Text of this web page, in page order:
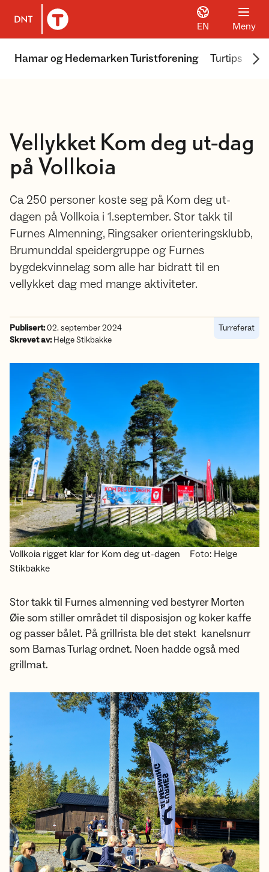
Til DNT.no forside
EN Meny
Hamar og Hedemarken Turistforening Turtips
Vellykket Kom deg ut-dag
på Vollkoia
Ca 250 personer koste seg på Kom deg ut-
dagen på Vollkoia i 1.september. Stor takk til
Furnes Almenning, Ringsaker orienteringsklubb,
Brumunddal speidergruppe og Furnes
bygdekvinnelag som alle har bidratt til en
vellykket dag med mange aktiviteter.
Publisert:02. september 2024
Skrevet av:Helge Stikbakke
Turreferat
Vollkoia rigget klar for Kom deg ut-dagen
Foto: Helge
Stikbakke
Stor takk til Furnes almenning ved bestyrer Morten
Øie som stiller området til disposisjon og koker kaffe
og passer bålet. På grillrista ble det stekt kanelsnurr
som Barnas Turlag ordnet. Noen hadde også med
grillmat.